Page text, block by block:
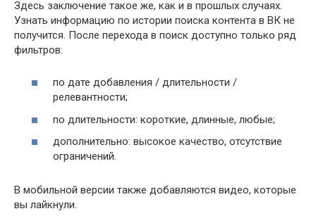
Здесь заключение такое же, как и в прошлых случаях.
Узнать информацию по истории поиска контента в ВК не
получится. После перехода в поиск доступно только ряд
фильтров:
по дате добавления / длительности /
релевантности;
по длительности: короткие, длинные, любые;
дополнительно: высокое качество, отсутствие
ограничений.
В мобильной версии также добавляются видео, которые
вы лайкнули.